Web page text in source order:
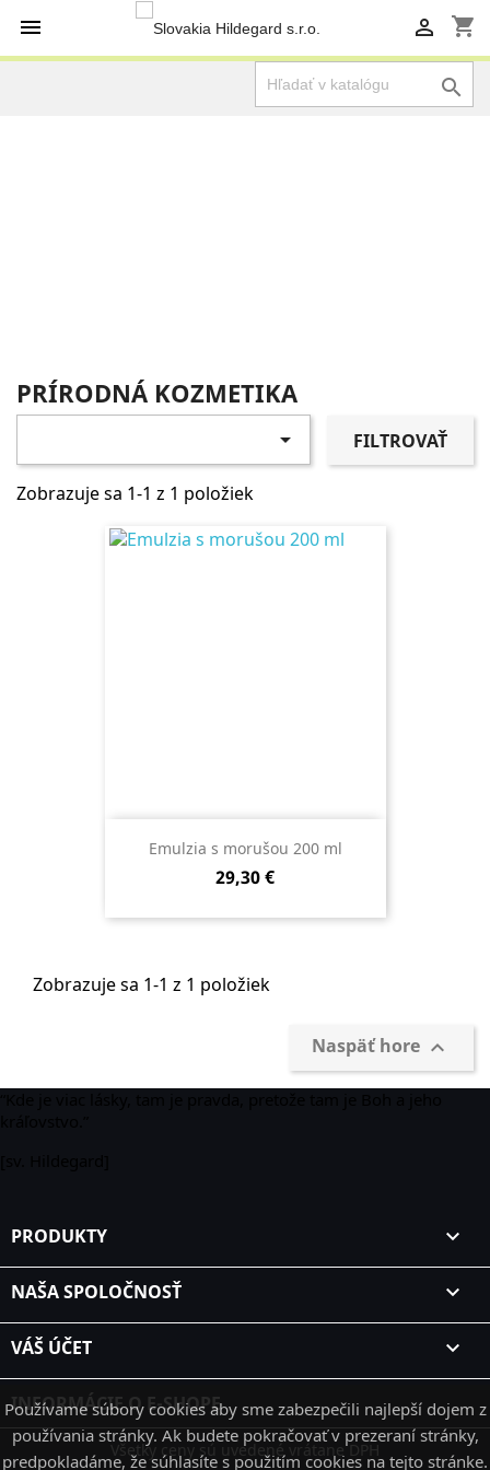
 shopping_cart


PRÍRODNÁ KOZMETIKA
 FILTROVAŤ
Zobrazuje sa 1-1 z 1 položiek
Emulzia s morušou 200 ml
Cena
29,30 €
Zobrazuje sa 1-1 z 1 položiek
Naspäť hore 
PRODUKTY 
NAŠA SPOLOČNOSŤ 
VÁŠ ÚČET 
INFORMÁCIE O E-SHOPE
Všetky ceny sú uvedené vrátane DPH
Používame súbory cookies aby sme zabezpečili najlepší dojem z
používania stránky. Ak budete pokračovať v prezeraní stránky,
predpokladáme, že súhlasíte s použitím cookies na tejto stránke.